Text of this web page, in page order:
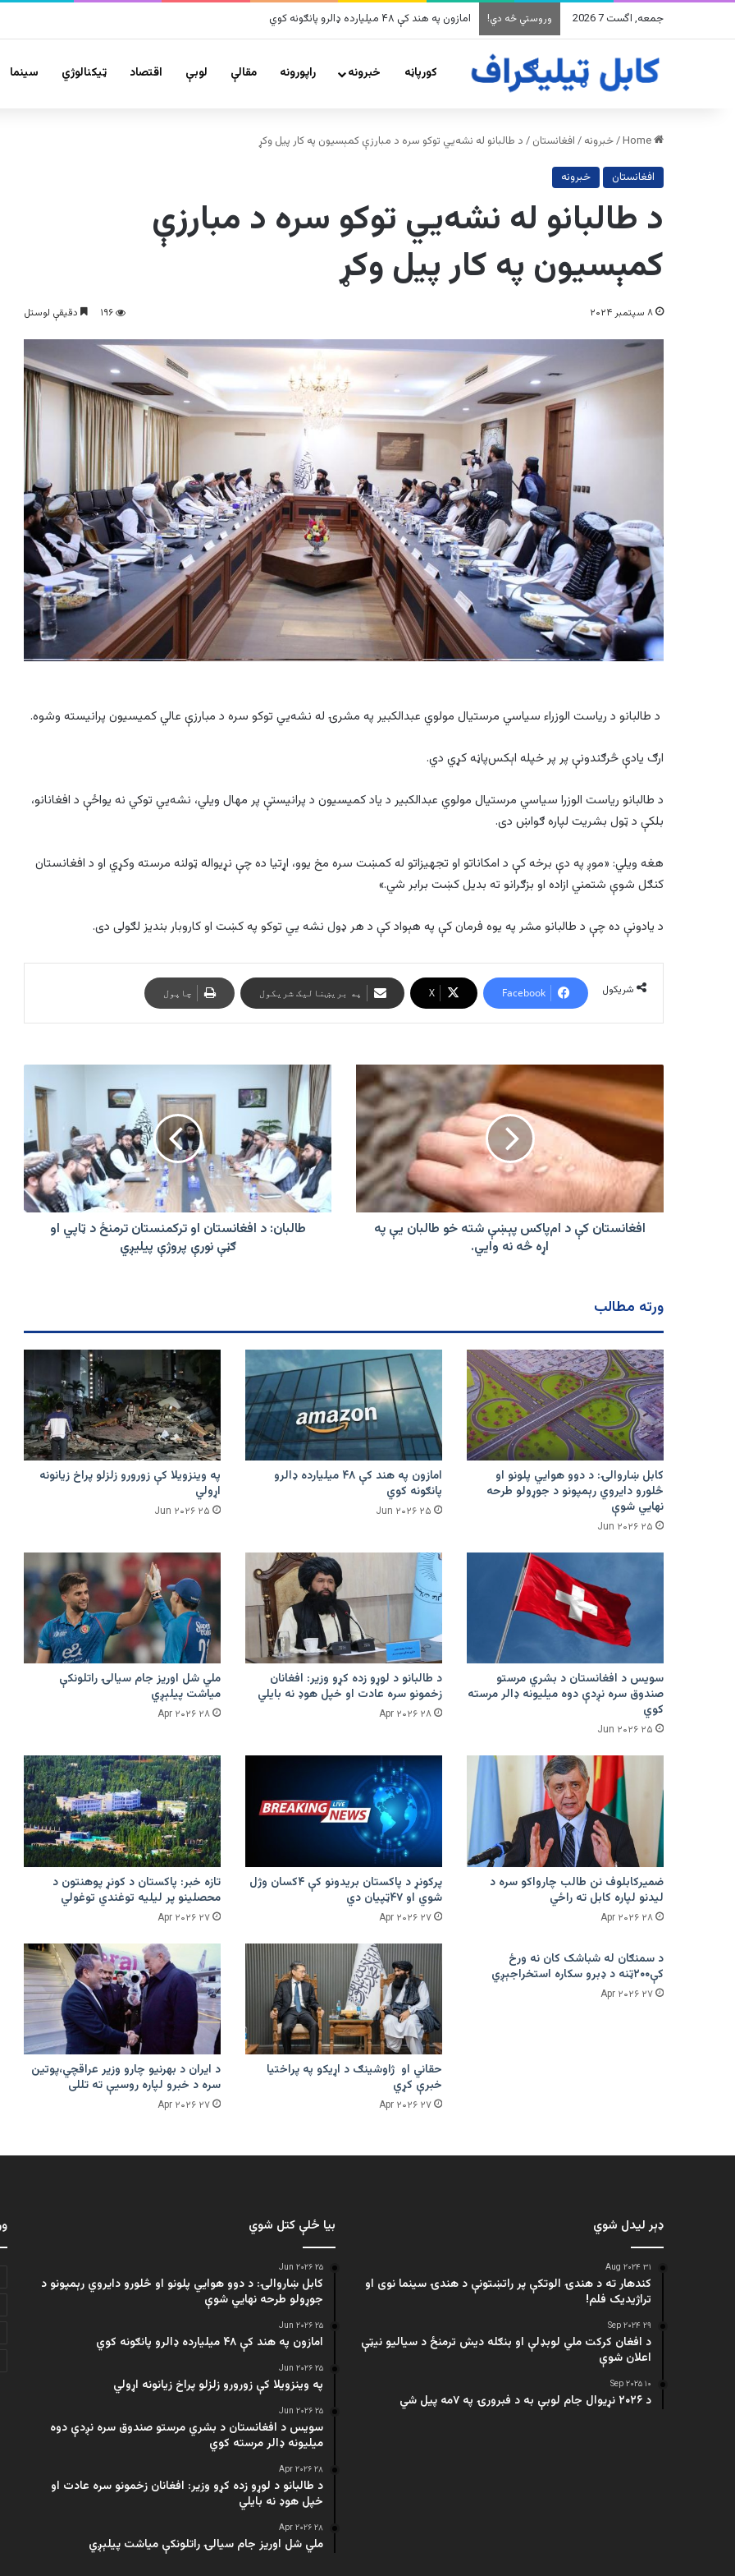
جمعه, اگست 7 2026 وروستي څه دي! امازون په هند کې ۴۸ میلیارده ډالرو پانګونه کوي
کورپاڼه خبرونه راپورونه مقالې لوبې اقتصاد ټیکنالوژي سينما
/خبرونه / افغانستان / د طالبانو له نشه‌یي توکو سره د مبارزې کمېسیون په کار پيل وکړ‌
افغانستان خبرونه
د طالبانو له نشه‌یي توکو سره د مبارزې
کمېسیون په کار پيل وکړ‌
۸ سپتمبر ۲۰۲۴ ۱۹۶ دقیقې لوستل
د طالبانو د ریاست الوزراء سیاسي مرستیال مولوي عبدالکبیر په مشرۍ له نشه‌یي توکو سره د مبارزې عالي کمیسیون پرانیسته وشوه.
ارګ یادې څرګندونې پر پر خپله اېکس‌پاڼه کړي دي.
د طالبانو ریاست الوزرا سیاسي مرستیال مولوي عبدالکبیر د یاد کمیسیون د پرانیستې پر مهال ویلي، نشه‌یي توکي نه یواځې د افغانانو،
بلکې د ټول بشریت لپاره ګواښ دی.
هغه ویلي: «موږ په دې برخه کې د امکاناتو او تجهیزاتو له کمښت سره مخ یوو، اړتیا ده چې نړیواله ټولنه مرسته وکړي او د افغانستان
کنګل شوې شتمني ازاده او بزګرانو ته بدیل کښت برابر شي.»
د یادونې ده چې د طالبانو مشر په یوه فرمان کې په هېواد کې د هر ډول نشه یي توکو په کښت او کاروبار بندیز لګولی دی.
شریکول Facebook
X په بریښنالیک شریکول چاپول
افغانستان
کې
ام‌پاکس
شته
خو
طالبان
یې
افغانستان کې د ام‌پاکس پېښې شته خو طالبان یې په
اړه څه نه وايي.
طالبان:
د
افغانستان
ترکمنستان
ترمنځ
د
ټاپي
او
طالبان: د افغانستان او ترکمنستان ترمنځ د ټاپي او
ګڼې نورې پروژې پيلیږي
ورته مطالب
کابل ښاروالۍ: د دوو هوايي پلونو او
څلورو دایروي رېمپونو د جوړولو طرحه
نهایي شوې
۲۵ Jun ۲۰۲۶
امازون په هند کې ۴۸ میلیارده ډالرو
پانګونه کوي
۲۵ Jun ۲۰۲۶
په وینزویلا کې زورورو زلزلو پراخ زیانونه
اړولي
۲۵ Jun ۲۰۲۶
سویس د افغانستان د بشري مرستو
صندوق سره نږدې دوه میلیونه ډالر مرسته
کوي
۲۵ Jun ۲۰۲۶
د طالبانو د لوړو زده کړو وزیر: افغانان
زخمونو سره عادت او خپل هوډ نه بایلي
۲۸ Apr ۲۰۲۶
ملي شل اوریز جام سیالۍ راتلونکې
میاشت پیلېږي
۲۸ Apr ۲۰۲۶
ضمیرکابلوف نن طالب چارواکو سره د
لیدنو لپاره کابل ته راځي
۲۸ Apr ۲۰۲۶
پرکونړ د پاکستان بریدونو کې ۴کسان وژل
شوي او ۴۷ټپیان دي
۲۷ Apr ۲۰۲۶
تازه خبر: پاکستان د کونړ پوهنتون د
محصلینو پر لیلیه توغندي توغولي
۲۷ Apr ۲۰۲۶
د سمنګان له شباشک کان نه ورځ
کې۲۰۰ټنه د ډبرو سکاره استخراجېږي
۲۷ Apr ۲۰۲۶
حقاني او ژاوشینګ د اړیکو په پراختیا
خبرې کړي
۲۷ Apr ۲۰۲۶
د ایران د بهرنیو چارو وزیر عراقچي،پوتین
سره د خبرو لپاره روسیې ته تللی
۲۷ Apr ۲۰۲۶
ډېر لیدل شوي
۳۱ Aug ۲۰۲۴
کندهار ته د هندۍ الوتکې پر راتښتونې د هندۍ سینما نوی او
تراژيديک فلم!
۲۹ Sep ۲۰۲۴
د افغان کرکت ملي لوبډلې او بنګله دیش ترمنځ د سیالیو نیټې
اعلان شوې
۱۰ Sep ۲۰۲۵
د ۲۰۲۶ نړیوال جام لوبې به د فبرورۍ په ۷مه پیل شي
بیا ځلې کتل شوي
۲۵ Jun ۲۰۲۶
کابل ښاروالۍ: د دوو هوايي پلونو او څلورو دایروي رېمپونو د
جوړولو طرحه نهایي شوې
۲۵ Jun ۲۰۲۶
امازون په هند کې ۴۸ میلیارده ډالرو پانګونه کوي
۲۵ Jun ۲۰۲۶
په وینزویلا کې زورورو زلزلو پراخ زیانونه اړولي
۲۵ Jun ۲۰۲۶
سویس د افغانستان د بشري مرستو صندوق سره نږدې دوه
میلیونه ډالر مرسته کوي
۲۸ Apr ۲۰۲۶
د طالبانو د لوړو زده کړو وزیر: افغانان زخمونو سره عادت او
خپل هوډ نه بایلي
۲۸ Apr ۲۰۲۶
ملي شل اوریز جام سیالۍ راتلونکې میاشت پیلېږي